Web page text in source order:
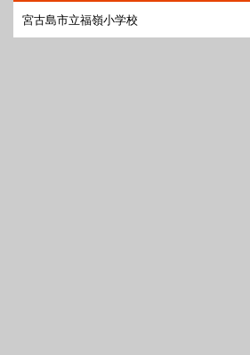
宮古島市立福嶺小学校